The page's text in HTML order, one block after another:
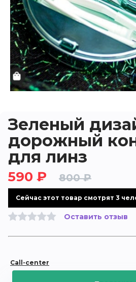
Зеленый
дорожный
для линз
590 ₽ 800 ₽
Cейчас этот товар смотрят 3
Оставить отзыв
Call-center